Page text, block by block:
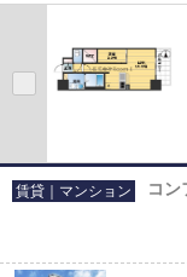
賃貸｜マンション コン